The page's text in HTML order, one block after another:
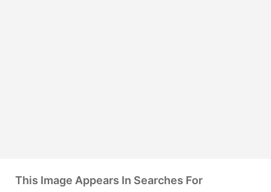
This Image Appears In Searches For